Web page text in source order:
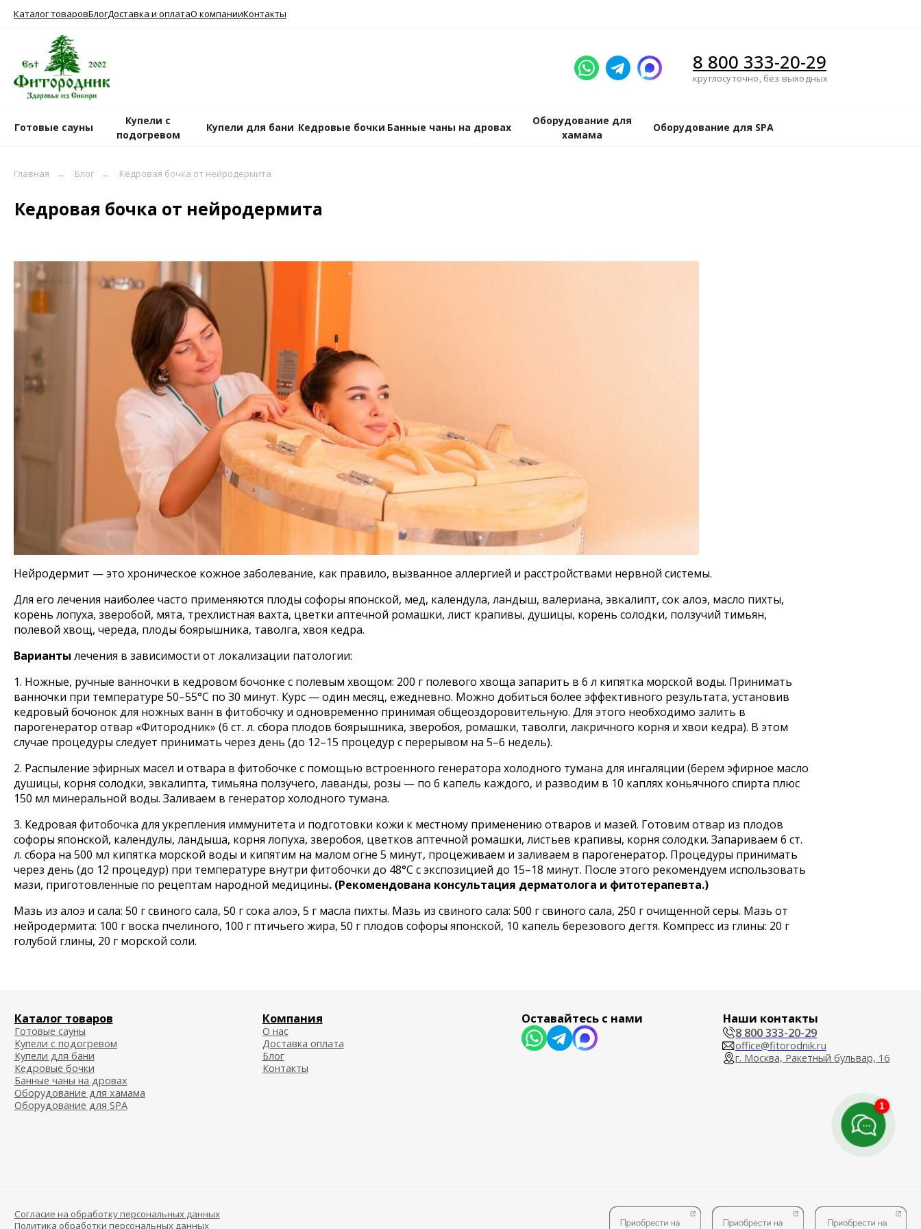
Каталог товаровБлогДоставка и оплатаО компанииКонтакты
8 800 333-20-29
круглосуточно, без выходных
Готовые сауны
Купели с
подогревом
Купели для бани Кедровые бочки Банные чаны на дровах
Оборудование для
хамама
Оборудование для SPA
Главная → Блог → Кедровая бочка от нейродермита
Кедровая бочка от нейродермита
Нейродермит — это хроническое кожное заболевание, как правило, вызванное аллергией и расстройствами нервной системы.
Для его лечения наиболее часто применяются плоды софоры японской, мед, календула, ландыш, валериана, эвкалипт, сок алоэ, масло пихты,
корень лопуха, зверобой, мята, трехлистная вахта, цветки аптечной ромашки, лист крапивы, душицы, корень солодки, ползучий тимьян,
полевой хвощ, череда, плоды боярышника, таволга, хвоя кедра.
Варианты лечения в зависимости от локализации патологии:
1. Ножные, ручные ванночки в кедровом бочонке с полевым хвощом: 200 г полевого хвоща запарить в 6 л кипятка морской воды. Принимать
ванночки при температуре 50–55°С по 30 минут. Курс — один месяц, ежедневно. Можно добиться более эффективного результата, установив
кедровый бочонок для ножных ванн в фитобочку и одновременно принимая общеоздоровительную. Для этого необходимо залить в
парогенератор отвар «Фитородник» (6 ст. л. сбора плодов боярышника, зверобоя, ромашки, таволги, лакричного корня и хвои кедра). В этом
случае процедуры следует принимать через день (до 12–15 процедур с перерывом на 5–6 недель).
2. Распыление эфирных масел и отвара в фитобочке с помощью встроенного генератора холодного тумана для ингаляции (берем эфирное масло
душицы, корня солодки, эвкалипта, тимьяна ползучего, лаванды, розы — по 6 капель каждого, и разводим в 10 каплях коньячного спирта плюс
150 мл минеральной воды. Заливаем в генератор холодного тумана.
3. Кедровая фитобочка для укрепления иммунитета и подготовки кожи к местному применению отваров и мазей. Готовим отвар из плодов
софоры японской, календулы, ландыша, корня лопуха, зверобоя, цветков аптечной ромашки, листьев крапивы, корня солодки. Запариваем 6 ст.
л. сбора на 500 мл кипятка морской воды и кипятим на малом огне 5 минут, процеживаем и заливаем в парогенератор. Процедуры принимать
через день (до 12 процедур) при температуре внутри фитобочки до 48°С с экспозицией до 15–18 минут. После этого рекомендуем использовать
мази, приготовленные по рецептам народной медицины. (Рекомендована консультация дерматолога и фитотерапевта.)
Мазь из алоэ и сала: 50 г свиного сала, 50 г сока алоэ, 5 г масла пихты. Мазь из свиного сала: 500 г свиного сала, 250 г очищенной серы. Мазь от
нейродермита: 100 г воска пчелиного, 100 г птичьего жира, 50 г плодов софоры японской, 10 капель березового дегтя. Компресс из глины: 20 г
голубой глины, 20 г морской соли.
office@fitorodnik.ru
г. Москва, Ракетный бульвар, 16
Блог
Контакты
Купели для бани
Кедровые бочки
Банные чаны на дровах
Оборудование для хамама
Оборудование для SPA
1